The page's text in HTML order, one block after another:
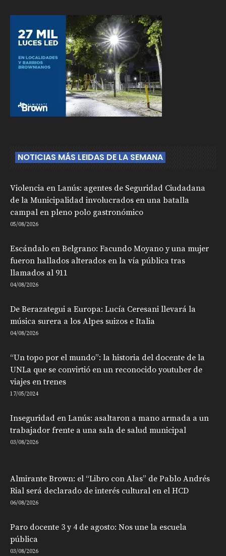
NOTICIAS MÁS LEIDAS DE LA SEMANA
Violencia en Lanús: agentes de Seguridad Ciudadana
de la Municipalidad involucrados en una batalla
campal en pleno polo gastronómico
05/08/2026
Escándalo en Belgrano: Facundo Moyano y una mujer
fueron hallados alterados en la vía pública tras
llamados al 911
04/08/2026
De Berazategui a Europa: Lucía Ceresani llevará la
música surera a los Alpes suizos e Italia
04/08/2026
“Un topo por el mundo”: la historia del docente de la
UNLa que se convirtió en un reconocido youtuber de
viajes en trenes
17/05/2024
Inseguridad en Lanús: asaltaron a mano armada a un
trabajador frente a una sala de salud municipal
03/08/2026
Almirante Brown: el “Libro con Alas” de Pablo Andrés
Rial será declarado de interés cultural en el HCD
06/08/2026
Paro docente 3 y 4 de agosto: Nos une la escuela
pública
03/08/2026